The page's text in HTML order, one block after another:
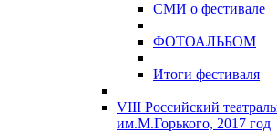
СМИ о фестивале
ФОТОАЛЬБОМ
Итоги фестиваля
VIII Российский
им.М.Горького, 2017 год